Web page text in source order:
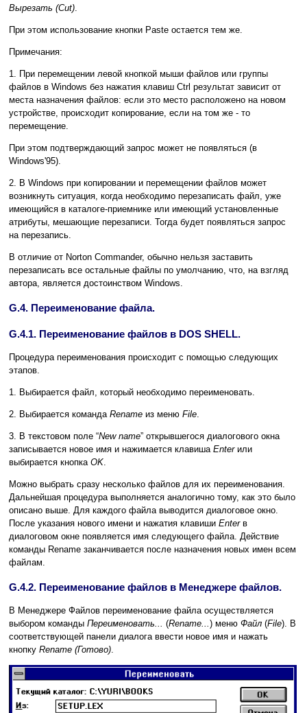
Вырезать (Cut)
При этом использование кнопки Paste остается тем же.
Примечания:
1. При перемещении левой кнопкой мыши файлов или группы
файлов в Windows без нажатия клавиш Ctrl результат зависит от
места назначения файлов: если это место расположено на новом
устройстве, происходит копирование, если на том же - то
перемещение.
При этом подтверждающий запрос может не появляться (в
Windows'95).
2. В Windows при копировании и перемещении файлов может
возникнуть ситуация, когда необходимо перезаписать файл, уже
имеющийся в каталоге-приемнике или имеющий установленные
атрибуты, мешающие перезаписи. Тогда будет появляться запрос
на перезапись.
В отличие от Norton Commander, обычно нельзя заставить
перезаписать все остальные файлы по умолчанию, что, на взгляд
автора, является достоинством Windows.
G.4. Переименование файла.
G.4.1. Переименование файлов в DOS SHELL.
Процедура переименования происходит с помощью следующих
этапов.
1. Выбирается файл, который необходимо переименовать.
2. Выбирается команда Rename из меню File
3. В текстовом поле “New name” открывшегося диалогового окна
записывается новое имя и нажимается клавиша Enterили
выбирается кнопка OK
Можно выбрать сразу несколько файлов для их переименования.
Дальнейшая процедура выполняется аналогично тому, как это было
описано выше. Для каждого файла выводится диалоговое окно.
После указания нового имени и нажатия клавиши Enterв
диалоговом окне появляется имя следующего файла. Действие
команды Rename заканчивается после назначения новых имен всем
файлам.
G.4.2. Переименование файлов в Менеджере файлов.
В Менеджере Файлов переименование файла осуществляется
выбором команды Переименовать... (Rename... ) меню Файл (File). В
соответствующей панели диалога ввести новое имя и нажать
кнопку Rename (Готово)